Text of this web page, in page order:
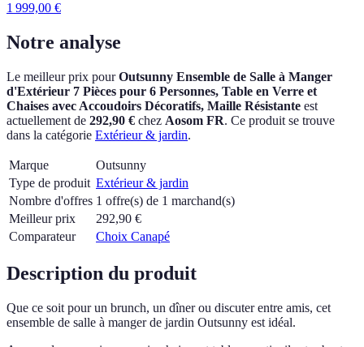
1 999,00 €
Notre analyse
Le meilleur prix pourOutsunny Ensemble de Salle à Manger
d'Extérieur 7 Pièces pour 6 Personnes, Table en Verre et
Chaises avec Accoudoirs Décoratifs, Maille Résistante est
actuellement de 292,90 € chez Aosom FR. Ce produit se trouve
dans la catégorie Extérieur & jardin.
Marque
Outsunny
Type de produit Extérieur & jardin
Nombre d'offres 1 offre(s) de 1 marchand(s)
Meilleur prix
292,90 €
Comparateur
Choix Canapé
Description du produit
Que ce soit pour un brunch, un dîner ou discuter entre amis, cet
ensemble de salle à manger de jardin Outsunny est idéal.